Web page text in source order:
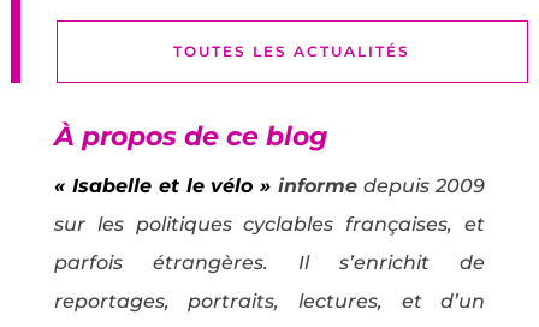
TOUTES LES ACTUALITÉS
À propos de ce blog
« Isabelle et le vélo » informe depuis 2009
sur les politiques cyclables françaises, et
parfois étrangères. Il s’enrichit de
reportages, portraits, lectures, et d’un